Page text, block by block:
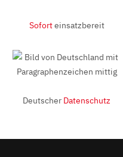
Soforteinsatzbereit
Deutscher Datenschutz